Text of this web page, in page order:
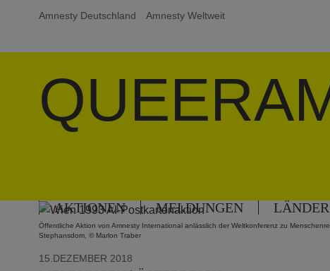
Amnesty Deutschland Amnesty Weltweit
AKTIONEN MELDUNGEN LÄNDER
Öffentliche Aktion von Amnesty International anlässlich der Weltkonferenz zu
Stephansdom, © Marlon Traber
15.DEZEMBER 2018